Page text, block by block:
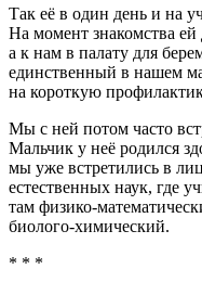
Так её в один день и на
На момент знакомства ей
а к нам в палату для
единственный в нашем
на короткую
Мы с ней потом часто
Мальчик у неё родился
мы уже встретились в
естественных наук, где
там физико-
биолого-химический.
* * *